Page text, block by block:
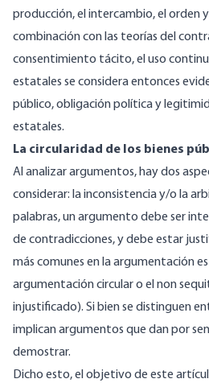
producción, el intercambio, el orden
combinación con las teorías del
consentimiento tácito, el uso
estatales se considera entonces
público, obligación política y
estatales.
La circularidad de los bienes
Al analizar argumentos, hay dos
considerar: la inconsistencia y/o la
palabras, un argumento debe ser
de contradicciones, y debe estar
más comunes en la argumentación
argumentación circular o el non
injustificado). Si bien se distinguen
implican argumentos que dan por
demostrar.
Dicho esto, el objetivo de este